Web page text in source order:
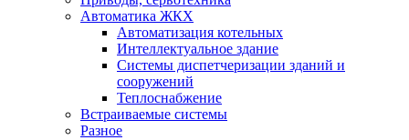
Автоматика ЖКХ
Автоматизация котельных
Интеллектуальное здание
Системы диспетчеризации зданий и
сооружений
Теплоснабжение
Встраиваемые системы
Разное